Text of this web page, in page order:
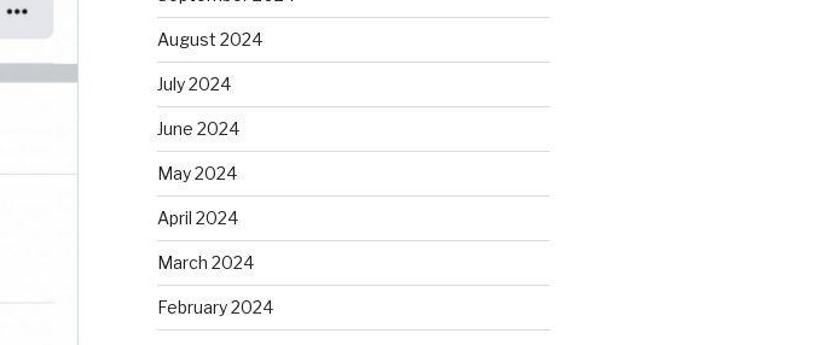
August 2024
July 2024
June 2024
May 2024
April 2024
March 2024
February 2024